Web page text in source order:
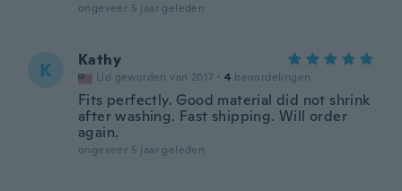
ongeveer 5 jaar geleden
K Kathy
Lid geworden van 2017 · 4 beoordelingen
Fits perfectly. Good material did not shrink
after washing. Fast shipping. Will order
again.
ongeveer 5 jaar geleden